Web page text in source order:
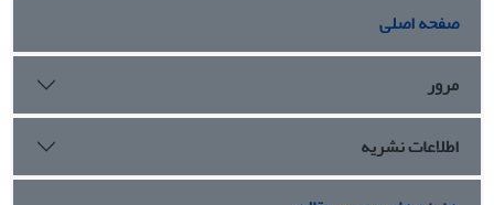
صفحه اصلی
مرور
اطلاعات نشریه